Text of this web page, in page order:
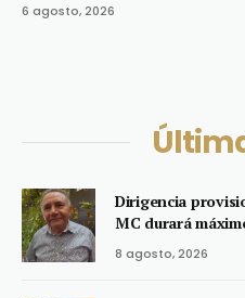
6 agosto, 2026
Dirigencia
MC durará
8 agosto, 2026